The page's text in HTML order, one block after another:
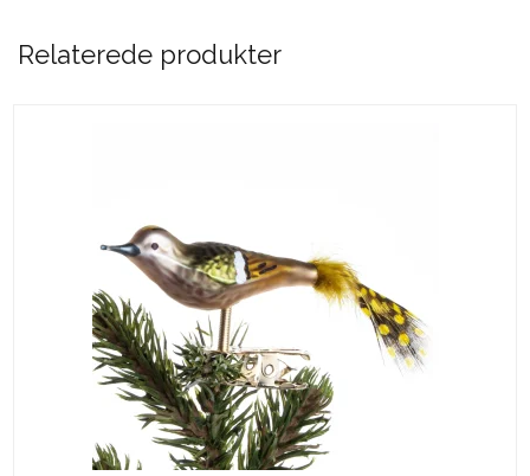
Relaterede produkter